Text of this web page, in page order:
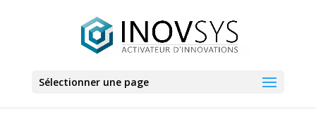
Sélectionner une page